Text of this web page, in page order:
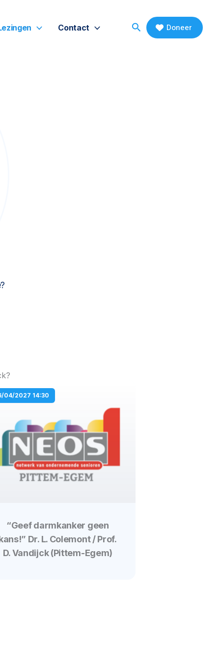
Contact Search Doneer
“Geef darmkanker geen
Dr. L. Colemont / Prof.
D. Vandijck (Pittem-Egem)
04/2027 14:30